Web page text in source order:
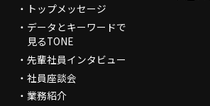
トップメッセージ
データとキーワードで
見るTONE
先輩社員インタビュー
社員座談会
業務紹介